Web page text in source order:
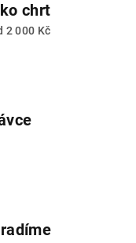
chrt
2 000 Kč